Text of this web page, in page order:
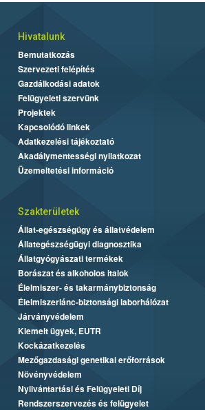
Hivatalunk
Bemutatkozás
Szervezeti felépítés
Gazdálkodási adatok
Felügyeleti szervünk
Projektek
Kapcsolódó linkek
Adatkezelési tájékoztató
Akadálymentességi nyilatkozat
Üzemeltetési információ
Szakterületek
Állat-egészségügy és állatvédelem
Állategészségügyi diagnosztika
Állatgyógyászati termékek
Borászat és alkoholos italok
Élelmiszer- és takarmánybiztonság
Élelmiszerlánc-biztonsági laborhálózat
Járványvédelem
Kiemelt ügyek, EUTR
Kockázatkezelés
Mezőgazdasági genetikai erőforrások
Növényvédelem
Nyilvántartási és Felügyeleti Díj
Rendszerszervezés és felügyelet